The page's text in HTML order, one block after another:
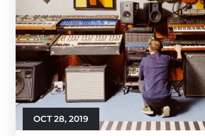
OCT 28, 2019